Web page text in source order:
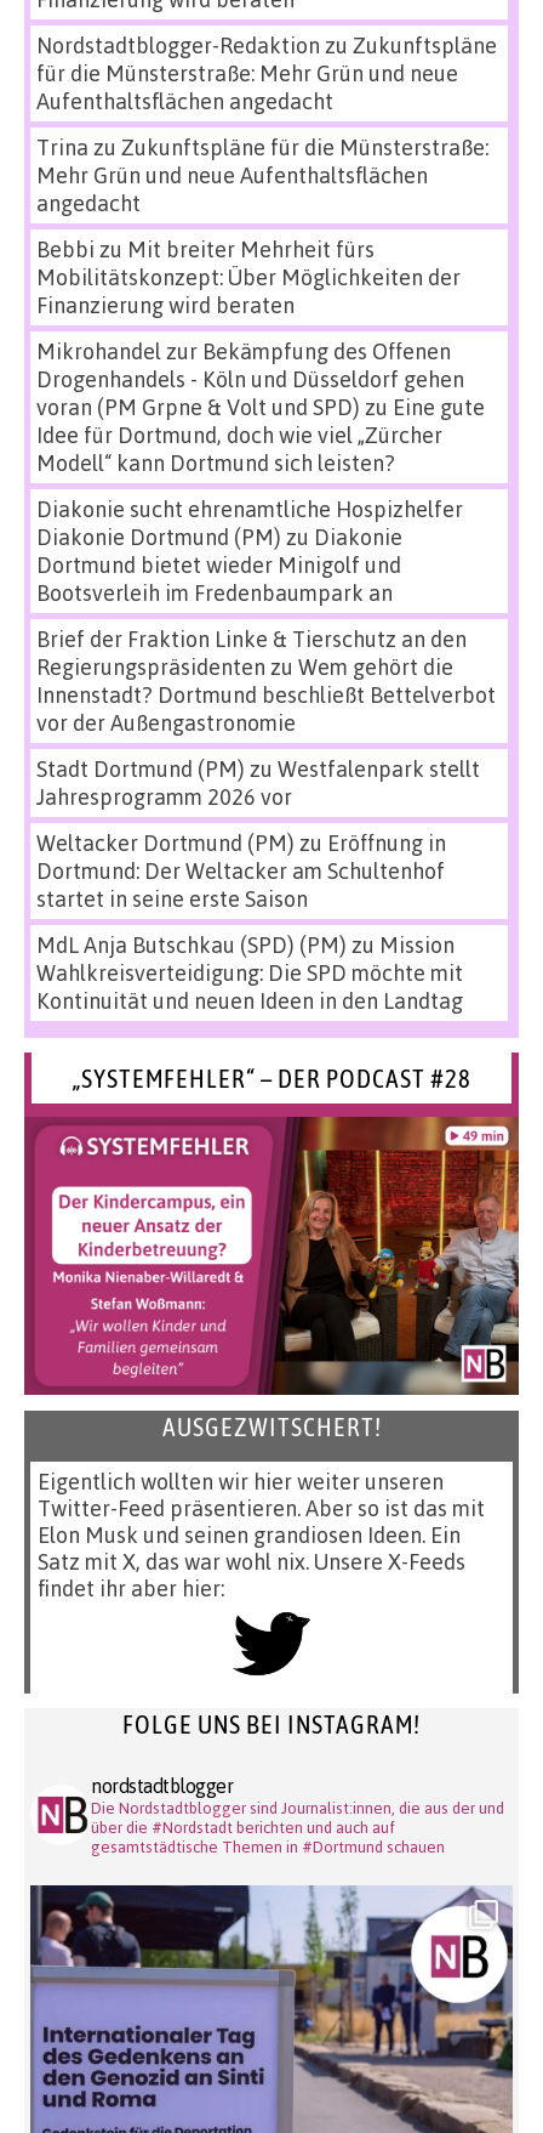
Nordstadtblogger-Redaktion zu Zukunftspläne
für die Münsterstraße: Mehr Grün und neue
Aufenthaltsflächen angedacht
Trina zu Zukunftspläne für die Münsterstraße:
Mehr Grün und neue Aufenthaltsflächen
angedacht
Bebbi zu Mit breiter Mehrheit fürs
Mobilitätskonzept: Über Möglichkeiten der
Finanzierung wird beraten
Mikrohandel zur Bekämpfung des Offenen
Drogenhandels - Köln und Düsseldorf gehen
voran (PM Grpne & Volt und SPD) zu Eine gute
Idee für Dortmund, doch wie viel „Zürcher
Modell“ kann Dortmund sich leisten?
Diakonie sucht ehrenamtliche Hospizhelfer
Diakonie Dortmund (PM) zu Diakonie
Dortmund bietet wieder Minigolf und
Bootsverleih im Fredenbaumpark an
Brief der Fraktion Linke & Tierschutz an den
Regierungspräsidenten zu Wem gehört die
Innenstadt? Dortmund beschließt Bettelverbot
vor der Außengastronomie
Stadt Dortmund (PM) zu Westfalenpark stellt
Jahresprogramm 2026 vor
Weltacker Dortmund (PM) zu Eröffnung in
Dortmund: Der Weltacker am Schultenhof
startet in seine erste Saison
MdL Anja Butschkau (SPD) (PM) zu Mission
Wahlkreisverteidigung: Die SPD möchte mit
Kontinuität und neuen Ideen in den Landtag
„SYSTEMFEHLER“ – DER PODCAST #28
AUSGEZWITSCHERT!
Eigentlich wollten wir hier weiter unseren
Twitter-Feed präsentieren. Aber so ist das mit
Elon Musk und seinen grandiosen Ideen. Ein
Satz mit X, das war wohl nix. Unsere X-Feeds
findet ihr aber hier:
FOLGE UNS BEI INSTAGRAM!
nordstadtblogger
Die Nordstadtblogger sind Journalist:innen, die aus der und
über die #Nordstadt berichten und auch auf
gesamtstädtische Themen in #Dortmund schauen